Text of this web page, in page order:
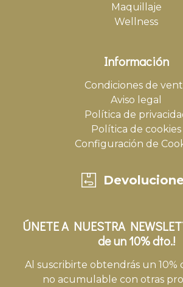
Maquillaje
Wellness
Información
Condiciones de
Aviso legal
Política de
Política de cookies
Configuración de
ÚNETE A NUESTRA
de un 10% dto.!
Al suscribirte obtendrás un 10%
no acumulable con otras